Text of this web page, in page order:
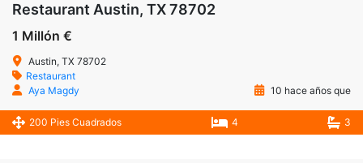
Restaurant Austin, TX 78702
1 Millón €
Austin, TX 78702
Restaurant
Aya Magdy
10 hace años que
200 Pies Cuadrados 4 3